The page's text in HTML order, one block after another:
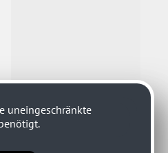
uneingeschränkte